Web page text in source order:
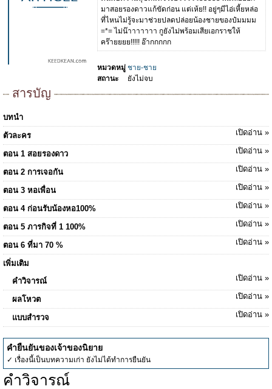
มาสอยรองดาวแก้ขัดก่อน แต่เห้ย!! อยู่ๆมีไอ่เหี้ยหล่อ
ที่ไหนไม่รู้จะมาช่วยปลดปล่อยน้องชายของป๋มมมม
=*= ไม่น๊าาาาาาา กูยังไม่พร้อมเสียเอกราชให้
คร๊ายยยย!!!!! อ๊ากกกกก
หมวดหมู่ ชาย-ชาย
สถานะ
ยังไม่จบ
สารบัญ
บทนำ
ตัวละคร
เปิดอ่าน »
ตอน 1 สอยรองดาว เปิดอ่าน »
ตอน 2 การเจอกัน เปิดอ่าน »
ตอน 3 หอเพื่อน เปิดอ่าน »
ตอน 4 ก่อนรับน้องหอ100% เปิดอ่าน »
ตอน 5 ภารกิจที่ 1 100% เปิดอ่าน »
ตอน 6 ที่มา 70 % เปิดอ่าน »
เพิ่มเติม
คำวิจารณ์
เปิดอ่าน »
ผลโหวต เปิดอ่าน »
แบบสำรวจ เปิดอ่าน »
คำยืนยันของเจ้าของนิยาย
✓ เรื่องนี้เป็นบทความเก่า ยังไม่ได้ทำการยืนยัน
คำวิจารณ์